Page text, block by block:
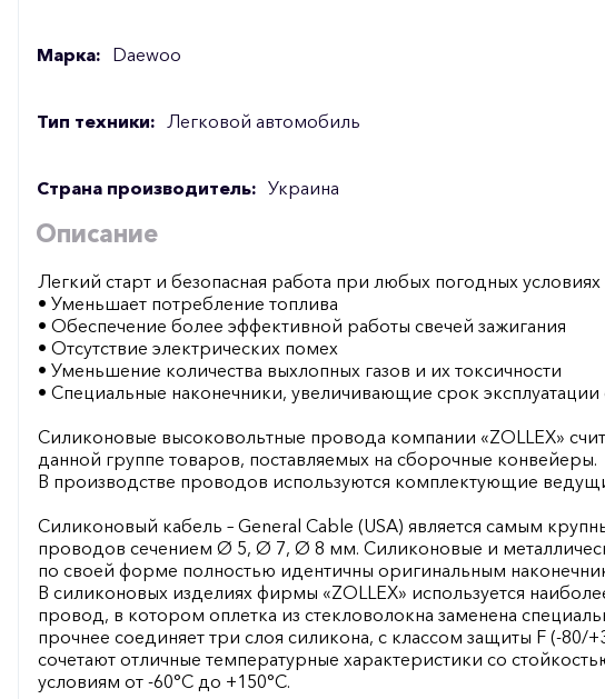
Марка: Daewoo
Тип техники: Легковой автомобиль
Страна производитель: Украина
Описание
Легкий старт и безопасная работа при любых погодных условиях
• Уменьшает потребление топлива
• Обеспечение более эффективной работы свечей зажигания
• Отсутствие электрических помех
• Уменьшение количества выхлопных газов и их токсичности
• Специальные наконечники, увеличивающие срок эксплуатации
Силиконовые высоковольтные провода компании «ZOLLEX»
данной группе товаров, поставляемых на сборочные конвейеры.
В производстве проводов используются комплектующие
Силиконовый кабель – General Cable (USA) является самым
проводов сечением Ø 5, Ø 7, Ø 8 мм. Силиконовые и
по своей форме полностью идентичны оригинальным
В силиконовых изделиях фирмы «ZOLLEX» используется
провод, в котором оплетка из стекловолокна заменена
прочнее соединяет три слоя силикона, с классом защиты F (-80/
сочетают отличные температурные характеристики со
условиям от -60°С до +150°С.